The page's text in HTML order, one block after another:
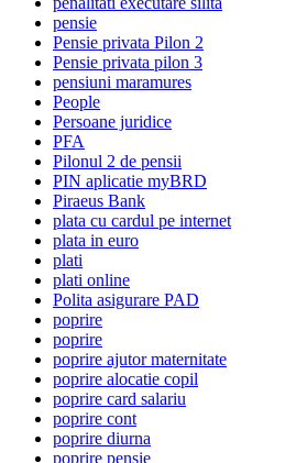
pensie
Pensie privata Pilon 2
Pensie privata pilon 3
pensiuni maramures
People
Persoane juridice
PFA
Pilonul 2 de pensii
PIN aplicatie myBRD
Piraeus Bank
plata cu cardul pe internet
plata in euro
plati
plati online
Polita asigurare PAD
poprire
poprire
poprire ajutor maternitate
poprire alocatie copil
poprire card salariu
poprire cont
poprire diurna
poprire pensie